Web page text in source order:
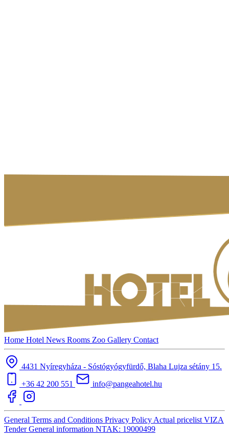
Home Hotel News Rooms Zoo Gallery Contact
4431 Nyíregyháza - Sóstógyógyfürdő, Blaha Lujza sétány 15.
+36 42 200 551
info@pangeahotel.hu
General Terms and Conditions Privacy Policy Actual pricelist VIZA
TenderGeneral information NTAK: 19000499